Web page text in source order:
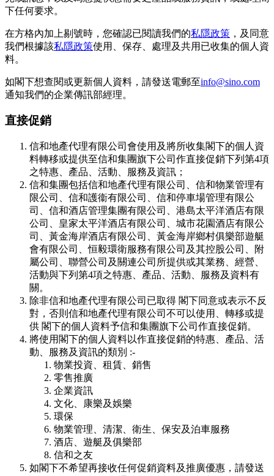
下任何要求。
在方格內加上剔號時，您確認已閱讀我們的私隱政策 ，及同意
我們根據該私隱政策使用、保存、處理及共用已收集的個人資
料。
如閣下想查閱或更新個人資料，請發送電郵至info@sino.com
通知我們的企業傳訊部經理。
直接促銷
信和地產代理有限公司會使用及將所收集閣下的個人資
料轉移或提供至信和集團旗下公司作直接促銷下列第4項
之特惠、產品、活動、服務及資訊；
信和集團包括信和地產代理有限公司、信和物業管理有
限公司、信和護衞有限公司、信和停車場管理有限公
司、信和酒店管理集團有限公司、港島太平洋酒店有限
公司、皇家太平洋酒店有限公司、城市花園酒店有限公
司、黃金海岸酒店有限公司、黃金海岸鄉村俱樂部遊艇
會有限公司、恒毅環衛服務有限公司及其控股公司、附
屬公司、聯營公司及關連公司所提供或其業務、經營、
活動與下列第4項之特惠、產品、活動、服務及資料有
關。
除非信和地產代理有限公司已取得 閣下同意或表示不反
對，否則信和地產代理有限公司不可以使用、轉移或提
供 閣下的個人資料予信和集團旗下公司作直接促銷。
將使用閣下的個人資料以作直接促銷的特惠、產品、活
動、服務及資訊的類別 :-
物業投資、租賃、銷售
零售推廣
企業資訊
文化、康樂及娛樂
環保
物業管理、清潔、衛生、保安及泊車服務
酒店、遊艇及俱樂部
信和之友
如閣下不希望再接收任何促銷資料及推廣優惠，請發送